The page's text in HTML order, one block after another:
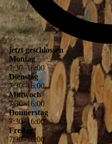
jetzt geschlossen
Montag
7:30–16:00
Dienstag
7:30–16:00
Mittwoch
7:30–16:00
Donnerstag
7:30–16:00
Freitag
7:30–16:00